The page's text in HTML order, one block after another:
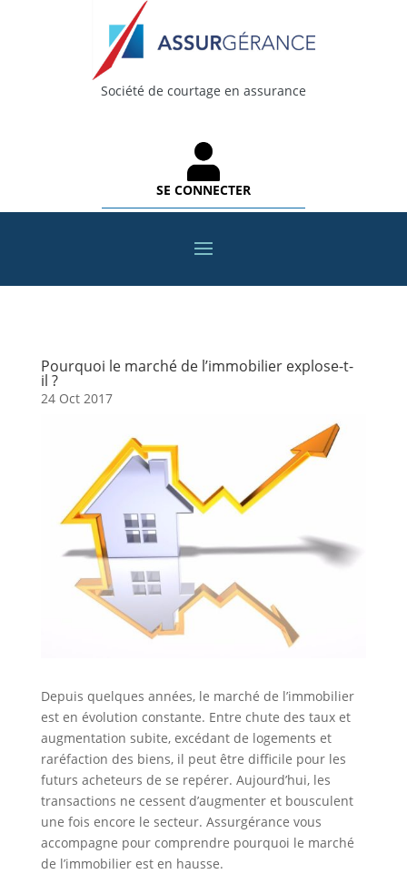
Société de courtage en assurance
SE CONNECTER
Pourquoi le marché de l’immobilier explose-t-
il ?
24 Oct 2017
Depuis quelques années, le marché de l’immobilier
est en évolution constante. Entre chute des taux et
augmentation subite, excédant de logements et
raréfaction des biens, il peut être difficile pour les
futurs acheteurs de se repérer. Aujourd’hui, les
transactions ne cessent d’augmenter et bousculent
une fois encore le secteur. Assurgérance vous
accompagne pour comprendre pourquoi le marché
de l’immobilier est en hausse.